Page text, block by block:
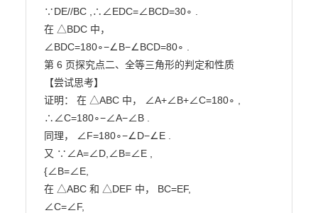
∵DE//BC ,∴∠EDC=∠BCD=30∘ .
在 △BDC 中，
∠BDC=180∘−∠B−∠BCD=80∘ .
第 6 页探究点二、全等三角形的判定和性质
【尝试思考】
证明： 在 △ABC 中， ∠A+∠B+∠C=180∘ ,
∴∠C=180∘−∠A−∠B .
同理， ∠F=180∘−∠D−∠E .
又 ∵∠A=∠D,∠B=∠E ,
{∠B=∠E,
在 △ABC 和 △DEF 中， BC=EF,
∠C=∠F,